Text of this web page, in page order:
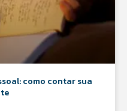
como contar sua